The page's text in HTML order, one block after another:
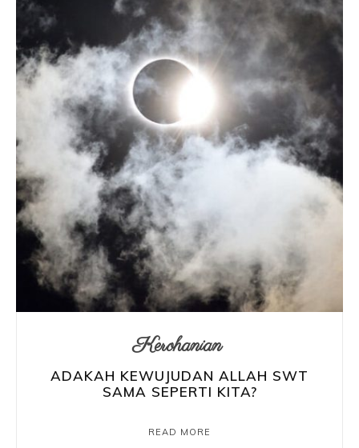
Kerohanian
ADAKAH KEWUJUDAN ALLAH SWT
SAMA SEPERTI KITA?
READ MORE